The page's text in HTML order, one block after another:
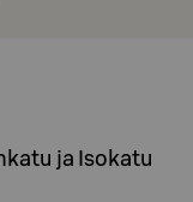
ja Isokatu